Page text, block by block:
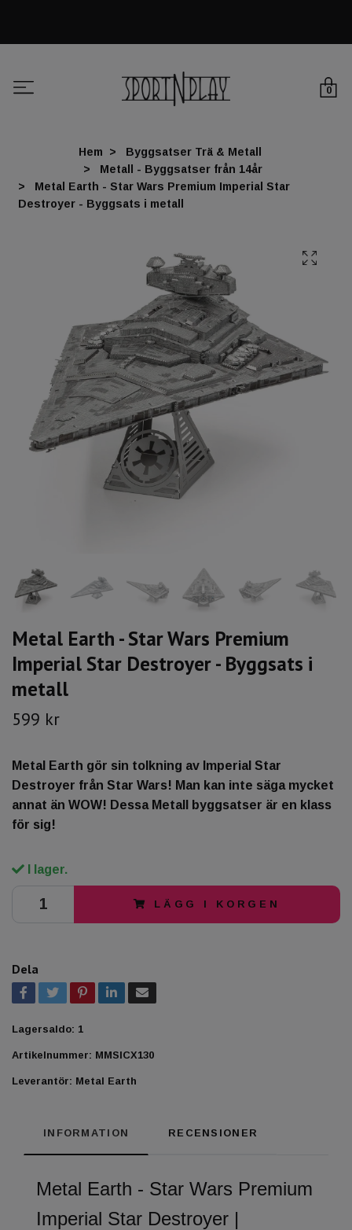
0
Hem
Byggsatser Trä & Metall
Metall - Byggsatser från 14år
Metal Earth - Star Wars Premium Imperial Star
Destroyer - Byggsats i metall
Metal Earth - Star Wars Premium
Imperial Star Destroyer - Byggsats i
metall
599 kr
Metal Earth gör sin tolkning av Imperial Star
Destroyer från Star Wars! Man kan inte säga mycket
annat än WOW! Dessa Metall byggsatser är en klass
för sig!
I lager.
LÄGG I KORGEN
Dela
Lagersaldo: 1
Artikelnummer: MMSICX130
Leverantör: Metal Earth
INFORMATION RECENSIONER
Metal Earth - Star Wars Premium
Imperial Star Destroyer |